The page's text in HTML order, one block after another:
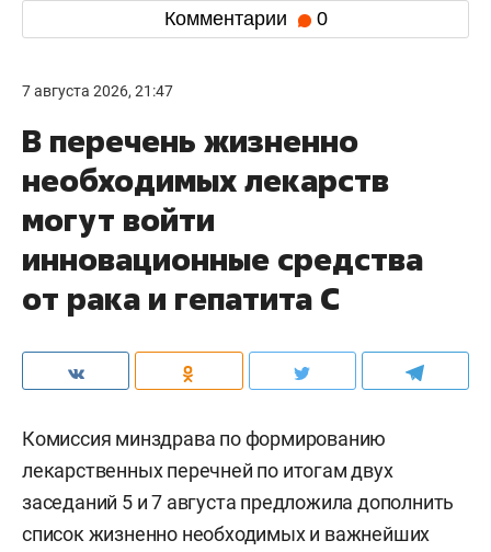
Комментарии 0
7 августа 2026, 21:47
В перечень жизненно
необходимых лекарств
могут войти
инновационные средства
от рака и гепатита С
Комиссия минздрава по формированию
лекарственных перечней по итогам двух
заседаний 5 и 7 августа предложила дополнить
список жизненно необходимых и важнейших